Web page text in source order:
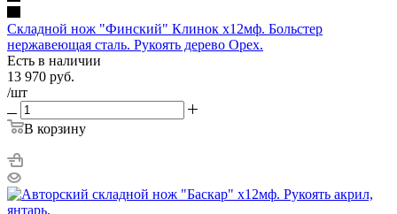
Складной нож "Финский" Клинок х12мф. Больстер
нержавеющая сталь. Рукоять дерево Орех.
Есть в наличии
13 970 руб.
/шт
В корзину